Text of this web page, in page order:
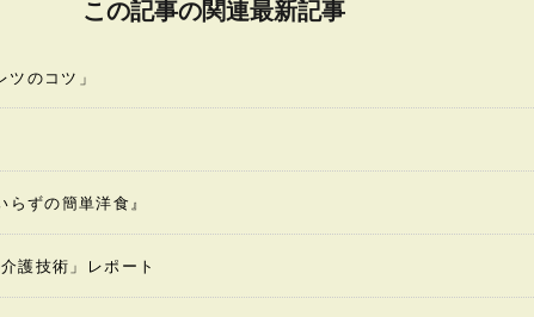
この記事の関連最新記事
のコツ」
ずの簡単洋食』
護技術」レポート